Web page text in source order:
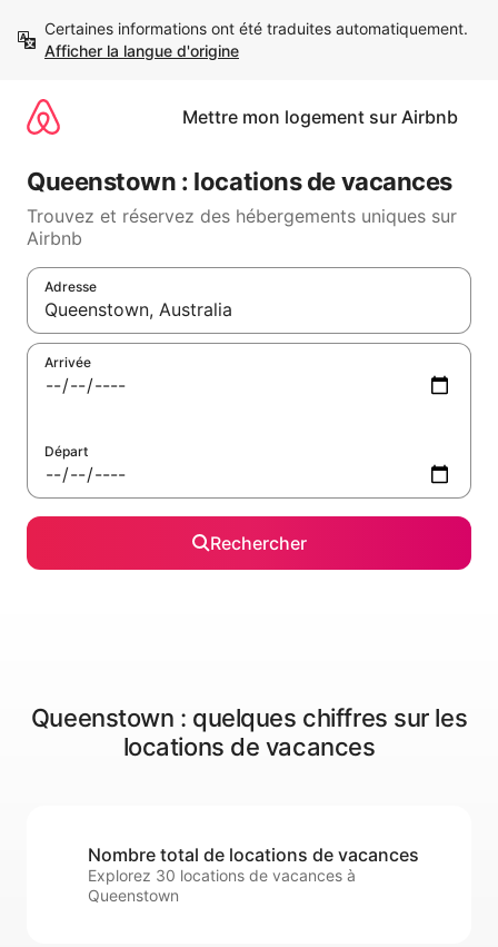
directement
Afficher la langue d'origine
Mettre mon logement sur Airbnb
Queenstown : locations de vacances
Trouvez et réservez des hébergements uniques sur
Airbnb
Adresse
Lorsque les résultats s'affichent, utilisez les flèches vers le
Arrivée
Départ
Rechercher
Queenstown : quelques chiffres sur les
locations de vacances
Nombre total de locations de vacances
Explorez 30 locations de vacances à
Queenstown